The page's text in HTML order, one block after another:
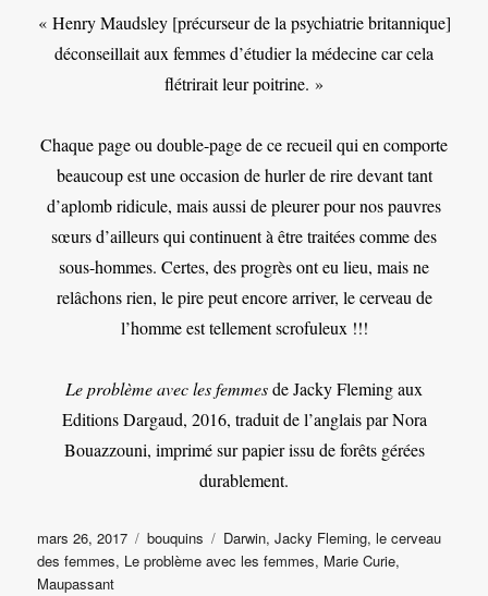
« Henry Maudsley [précurseur de la psychiatrie britannique]
déconseillait aux femmes d’étudier la médecine car cela
flétrirait leur poitrine. »
Chaque page ou double-page de ce recueil qui en comporte
beaucoup est une occasion de hurler de rire devant tant
d’aplomb ridicule, mais aussi de pleurer pour nos pauvres
sœurs d’ailleurs qui continuent à être traitées comme des
sous-hommes. Certes, des progrès ont eu lieu, mais ne
relâchons rien, le pire peut encore arriver, le cerveau de
l’homme est tellement scrofuleux !!!
Le problème avec les femmesde Jacky Fleming aux
Editions Dargaud, 2016, traduit de l’anglais par Nora
Bouazzouni, imprimé sur papier issu de forêts gérées
durablement.
Publié
le
mars 26, 2017 Catégories
bouquins Étiquettes
Darwin,Jacky Fleming,le cerveau
des femmes, Le problème avec les femmes, Marie Curie,
Maupassant